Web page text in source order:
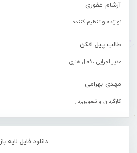
آرشام غفوری
نوازنده و تنظیم کننده
طالب پیل افکن
مدیر اجرایی ، فعال هنری
مهدی بهرامی
کارگردان و تصویربردار
دانلود فایل لایه باز